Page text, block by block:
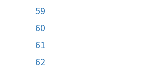
59
60
61
62